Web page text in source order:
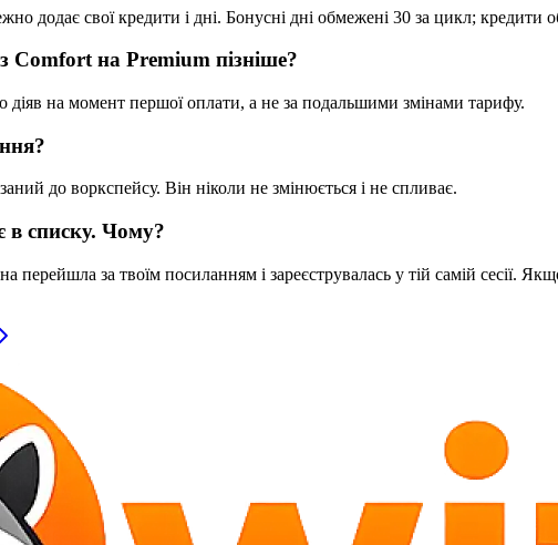
додає свої кредити і дні. Бонусні дні обмежені 30 за цикл; кредити
на Premium пізніше?
діяв на момент першої оплати, а не за подальшими змінами тарифу.
до воркспейсу. Він ніколи не змінюється і не спливає.
в списку. Чому?
перейшла за твоїм посиланням і зареєструвалась у тій самій сесії.